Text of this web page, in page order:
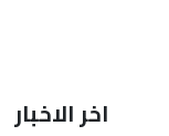
اخر الاخبار